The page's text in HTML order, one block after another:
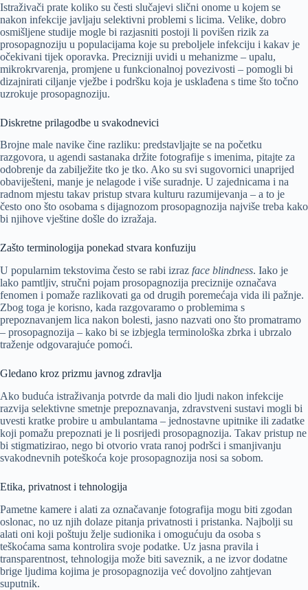
Istraživači prate koliko su česti slučajevi slični onome u kojem se
nakon infekcije javljaju selektivni problemi s licima. Velike, dobro
osmišljene studije mogle bi razjasniti postoji li povišen rizik za
prosopagnoziju u populacijama koje su preboljele infekciju i kakav je
očekivani tijek oporavka. Precizniji uvidi u mehanizme – upalu,
mikrokrvarenja, promjene u funkcionalnoj povezivosti – pomogli bi
dizajnirati ciljanje vježbe i podršku koja je usklađena s time što točno
uzrokuje prosopagnoziju.
Diskretne prilagodbe u svakodnevici
Brojne male navike čine razliku: predstavljajte se na početku
razgovora, u agendi sastanaka držite fotografije s imenima, pitajte za
odobrenje da zabilježite tko je tko. Ako su svi sugovornici unaprijed
obaviješteni, manje je nelagode i više suradnje. U zajednicama i na
radnom mjestu takav pristup stvara kulturu razumijevanja – a to je
često ono što osobama s dijagnozom prosopagnozija najviše treba kako
bi njihove vještine došle do izražaja.
Zašto terminologija ponekad stvara konfuziju
U popularnim tekstovima često se rabi izraz face blindness. Iako je
lako pamtljiv, stručni pojam prosopagnozija preciznije označava
fenomen i pomaže razlikovati ga od drugih poremećaja vida ili pažnje.
Zbog toga je korisno, kada razgovaramo o problemima s
prepoznavanjem lica nakon bolesti, jasno nazvati ono što promatramo
– prosopagnozija – kako bi se izbjegla terminološka zbrka i ubrzalo
traženje odgovarajuće pomoći.
Gledano kroz prizmu javnog zdravlja
Ako buduća istraživanja potvrde da mali dio ljudi nakon infekcije
razvija selektivne smetnje prepoznavanja, zdravstveni sustavi mogli bi
uvesti kratke probire u ambulantama – jednostavne upitnike ili zadatke
koji pomažu prepoznati je li posrijedi prosopagnozija. Takav pristup ne
bi stigmatizirao, nego bi otvorio vrata ranoj podršci i smanjivanju
svakodnevnih poteškoća koje prosopagnozija nosi sa sobom.
Etika, privatnost i tehnologija
Pametne kamere i alati za označavanje fotografija mogu biti zgodan
oslonac, no uz njih dolaze pitanja privatnosti i pristanka. Najbolji su
alati oni koji poštuju želje sudionika i omogućuju da osoba s
teškoćama sama kontrolira svoje podatke. Uz jasna pravila i
transparentnost, tehnologija može biti saveznik, a ne izvor dodatne
brige ljudima kojima je prosopagnozija već dovoljno zahtjevan
suputnik.